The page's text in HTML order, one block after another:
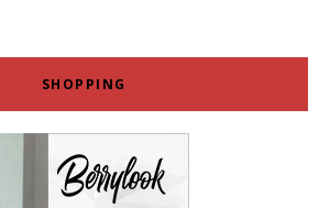
SHOPPING